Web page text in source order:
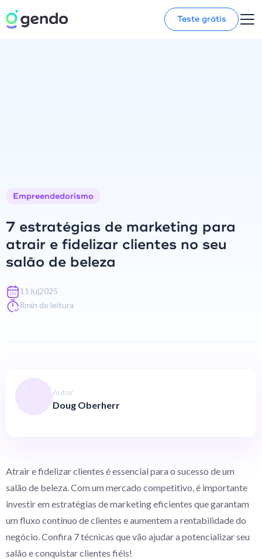
Teste grátis
Empreendedorismo
7 estratégias de marketing para
atrair e fidelizar clientes no seu
salão de beleza
11 Jul,2025
8min de leitura
Autor
Doug Oberherr
Atrair e fidelizar clientes é essencial para o sucesso de um
salão de beleza. Com um mercado competitivo, é importante
investir em estratégias de marketing eficientes que garantam
um fluxo contínuo de clientes e aumentem a rentabilidade do
negócio. Confira 7 técnicas que vão ajudar a potencializar seu
salão e conquistar clientes fiéis!